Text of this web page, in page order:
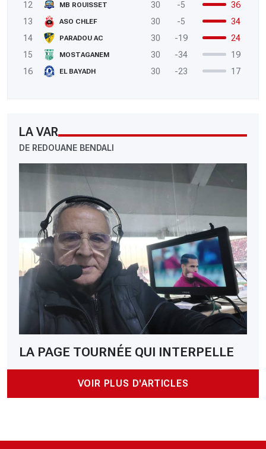
12
MB ROUISSET 30 -5
36
13
ASO CHLEF 30 -5
34
14
PARADOU AC 30 -19
24
15
MOSTAGANEM 30 -34
19
16
EL BAYADH 30 -23 17
LA VAR
DE REDOUANE BENDALI
LA PAGE TOURNÉE QUI INTERPELLE
VOIR PLUS D'ARTICLES